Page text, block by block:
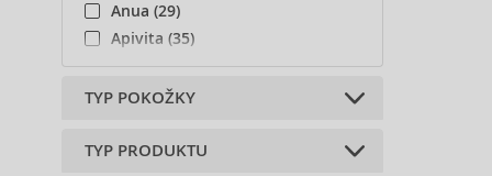
Anua (29)
Apivita (35)
Ardell (1)
Artdeco (13)
Aveda (4)
TYP POKOŽKY
Všechny typy pleti (17)
TYP PRODUKTU